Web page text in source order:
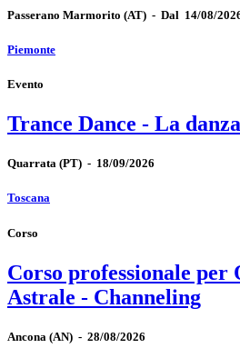
Passerano Marmorito (AT) - Dal 14/08/
Piemonte
Evento
Trance Dance - La
Quarrata (PT) - 18/09/2026
Toscana
Corso
Corso professionale per
Astrale - Channeling
Ancona (AN) - 28/08/2026